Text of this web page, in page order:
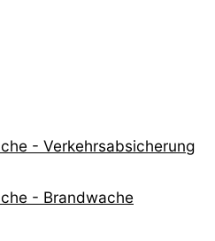
- Verkehrsabsicherung
- Brandwache